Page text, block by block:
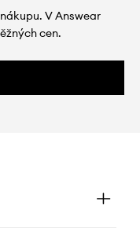
V Answear
cen.